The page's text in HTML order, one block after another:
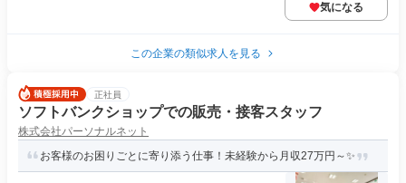
気になる
この企業の類似求人を見る
正社員
ソフトバンクショップでの販売・接客スタッフ
株式会社パーソナルネット
お客様のお困りごとに寄り添う仕事！未経験から月収27万円～✨